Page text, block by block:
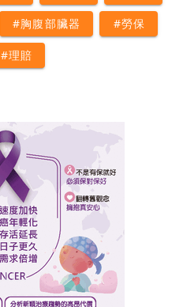
#胸腹部臟器 #勞保
#理賠